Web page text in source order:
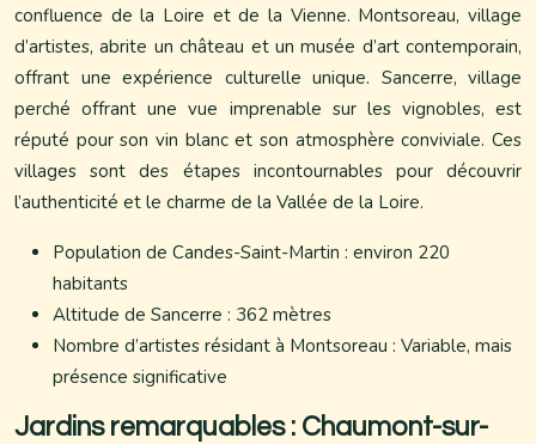
confluence de la Loire et de la Vienne. Montsoreau, village
d’artistes, abrite un château et un musée d’art contemporain,
offrant une expérience culturelle unique. Sancerre, village
perché offrant une vue imprenable sur les vignobles, est
réputé pour son vin blanc et son atmosphère conviviale. Ces
villages sont des étapes incontournables pour découvrir
l’authenticité et le charme de la Vallée de la Loire.
Population de Candes-Saint-Martin : environ 220
habitants
Altitude de Sancerre : 362 mètres
Nombre d’artistes résidant à Montsoreau : Variable, mais
présence significative
Jardins remarquables : Chaumont-sur-